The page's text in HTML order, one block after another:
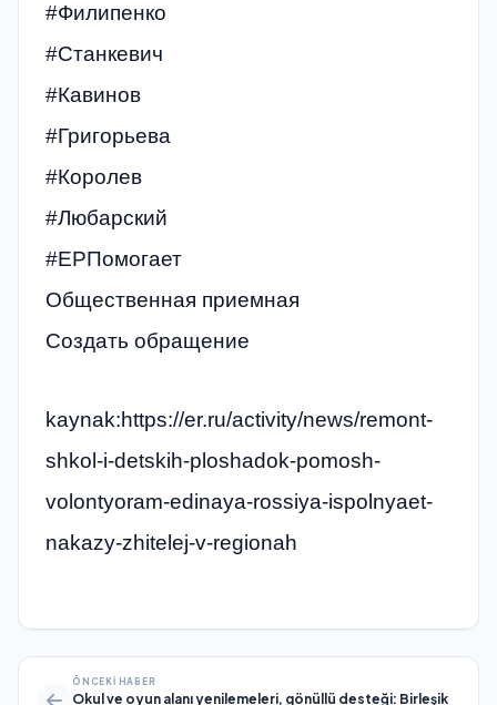
#Филипенко
#Станкевич
#Кавинов
#Григорьева
#Королев
#Любарский
#ЕРПомогает
Общественная приемная
Создать обращение
kaynak:https://er.ru/activity/news/remont-
shkol-i-detskih-ploshadok-pomosh-
volontyoram-edinaya-rossiya-ispolnyaet-
nakazy-zhitelej-v-regionah
ÖNCEKI HABER
Okul ve oyun alanı yenilemeleri, gönüllü desteği: Birleşik